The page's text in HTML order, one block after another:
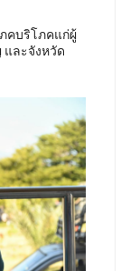
คบริโภคแก่ผู้
ละจังหวัด